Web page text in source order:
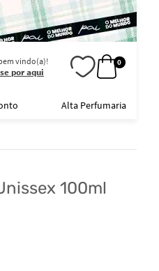
vindo(a)!
por aqui
0
Alta Perfumaria
100ml